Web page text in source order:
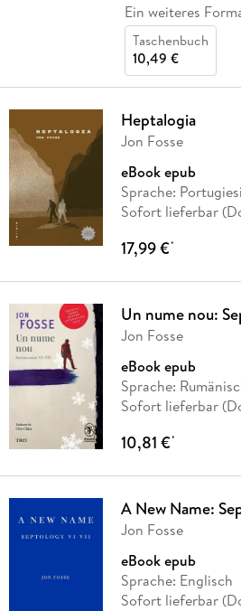
Ein weiteres
Taschenbuch
10,49 €
Heptalogia
Jon Fosse
eBook epub
Sprache:
Sofort lieferbar
17,99 €*
Un nume nou:
Jon Fosse
eBook epub
Sprache:
Sofort lieferbar
10,81 €*
A New Name:
Jon Fosse
eBook epub
Sprache: Englisch
Sofort lieferbar